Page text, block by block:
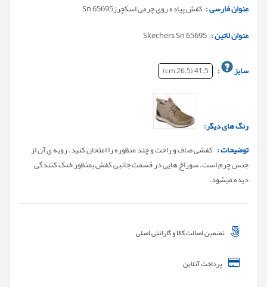
عنوان فارسی : کفش پیاده روی چرمی اسکچرزSn 65695
عنوان لاتین :
سایز :
41.5 (26.5 cm)
رنگ های دیگر:
توضیحات : کفشی صاف و راحت و چند منظوره را امتحان کنید. رویه ی آن از
جنس چرم است. سوراخ هایی در قسمت جانبی کفش بمنظور خنک کنندگی
دیده میشود.
تضمین اصالت کالا و گارانتی اصلی
پرداخت آنلاین